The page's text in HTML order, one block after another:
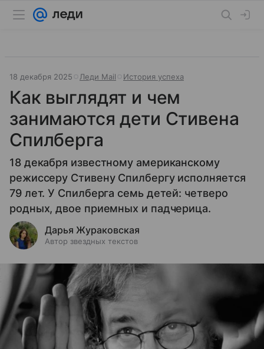
18 декабря 2025 Леди Mail История успеха
Как выглядят и чем
занимаются дети Стивена
Спилберга
18 декабря известному американскому
режиссеру Стивену Спилбергу исполняется
79 лет. У Спилберга семь детей: четверо
родных, двое приемных и падчерица.
Дарья Жураковская
Автор звездных текстов